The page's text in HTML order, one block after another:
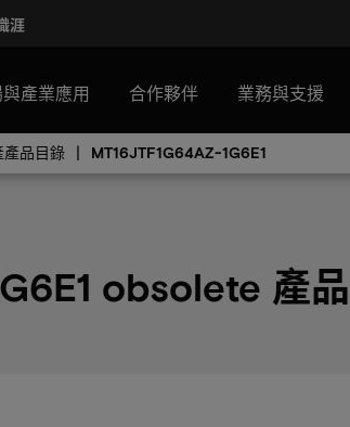
涯
產業應用 合作夥伴 業務與支援
產品目錄 MT16JTF1G64AZ-1G6E1
obsolete 產品